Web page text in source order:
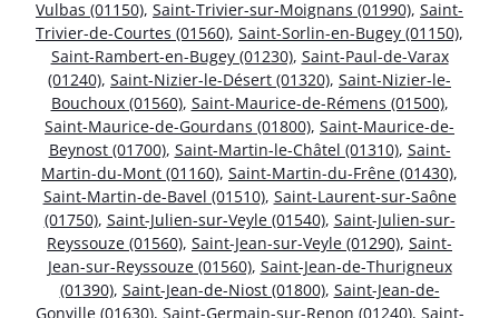
Vulbas (01150), Saint-Trivier-sur-Moignans (01990), Saint-
Trivier-de-Courtes (01560), Saint-Sorlin-en-Bugey (01150),
Saint-Rambert-en-Bugey (01230), Saint-Paul-de-Varax
(01240), Saint-Nizier-le-Désert (01320), Saint-Nizier-le-
Bouchoux (01560), Saint-Maurice-de-Rémens (01500),
Saint-Maurice-de-Gourdans (01800), Saint-Maurice-de-
Beynost (01700), Saint-Martin-le-Châtel (01310), Saint-
Martin-du-Mont (01160), Saint-Martin-du-Frêne (01430),
Saint-Martin-de-Bavel (01510), Saint-Laurent-sur-Saône
(01750), Saint-Julien-sur-Veyle (01540), Saint-Julien-sur-
Reyssouze (01560), Saint-Jean-sur-Veyle (01290), Saint-
Jean-sur-Reyssouze (01560), Saint-Jean-de-Thurigneux
(01390), Saint-Jean-de-Niost (01800), Saint-Jean-de-
Gonville (01630), Saint-Germain-sur-Renon (01240), Saint-